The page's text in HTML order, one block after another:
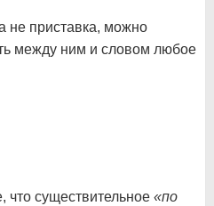
не приставка, можно
между ним и словом любое
существительное «по